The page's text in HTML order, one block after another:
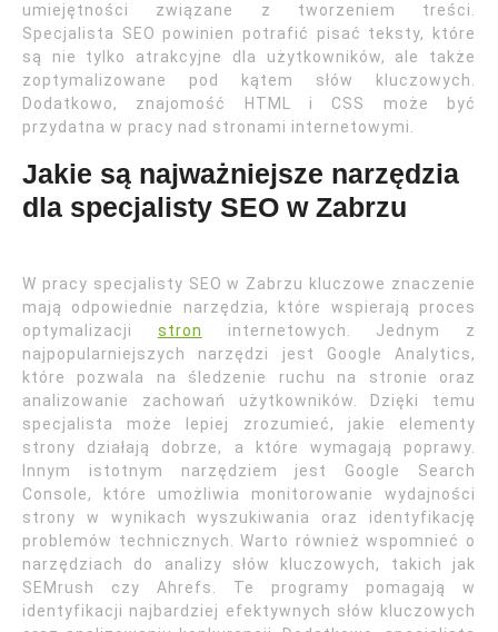
umiejętności związane z tworzeniem treści.
Specjalista SEO powinien potrafić pisać teksty, które
są nie tylko atrakcyjne dla użytkowników, ale także
zoptymalizowane pod kątem słów kluczowych.
Dodatkowo, znajomość HTML i CSS może być
przydatna w pracy nad stronami internetowymi.
Jakie są najważniejsze narzędzia
dla specjalisty SEO w Zabrzu
W pracy specjalisty SEO w Zabrzu kluczowe znaczenie
mają odpowiednie narzędzia, które wspierają proces
optymalizacji stron
internetowych. Jednym z
najpopularniejszych narzędzi jest Google Analytics,
które pozwala na śledzenie ruchu na stronie oraz
analizowanie zachowań użytkowników. Dzięki temu
specjalista może lepiej zrozumieć, jakie elementy
strony działają dobrze, a które wymagają poprawy.
Innym istotnym narzędziem jest Google Search
Console, które umożliwia monitorowanie wydajności
strony w wynikach wyszukiwania oraz identyfikację
problemów technicznych. Warto również wspomnieć o
narzędziach do analizy słów kluczowych, takich jak
SEMrush czy Ahrefs. Te programy pomagają w
identyfikacji najbardziej efektywnych słów kluczowych